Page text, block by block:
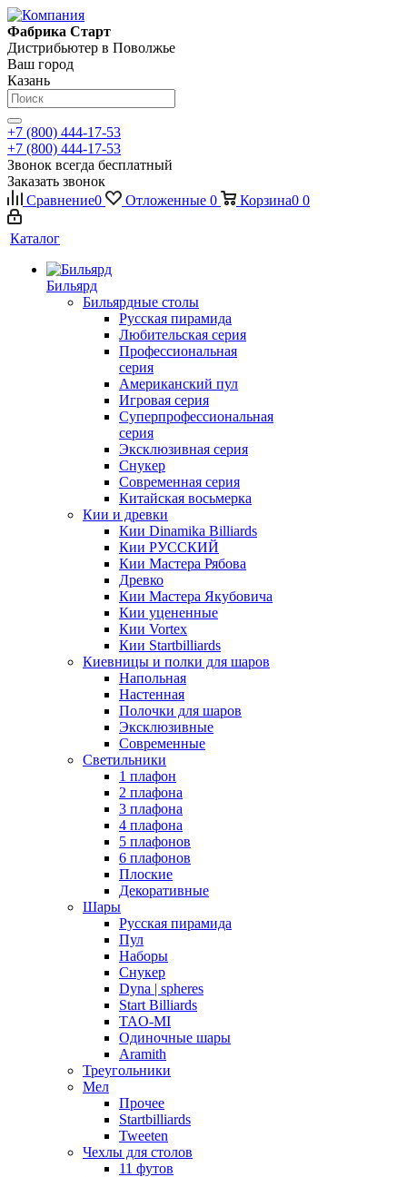
Фабрика Старт
Дистрибьютер в Поволжье
Ваш город
Казань
+7 (800) 444-17-53
+7 (800) 444-17-53
Звонок всегда бесплатный
Заказать звонок
Сравнение0 Отложенные 0 Корзина0 0
Каталог
Бильярд
Бильярдные столы
Русская пирамида
Любительская серия
Профессиональная
серия
Американский пул
Игровая серия
Суперпрофессиональная
серия
Эксклюзивная серия
Снукер
Современная серия
Китайская восьмерка
Кии и древки
Кии Dinamika Billiards
Кии РУССКИЙ
Кии Мастера Рябова
Древко
Кии Мастера Якубовича
Кии уцененные
Кии Vortex
Кии Startbilliards
Киевницы и полки для шаров
Напольная
Настенная
Полочки для шаров
Эксклюзивные
Современные
Светильники
1 плафон
2 плафона
3 плафона
4 плафона
5 плафонов
6 плафонов
Плоские
Декоративные
Шары
Русская пирамида
Пул
Наборы
Снукер
Dyna | spheres
Start Billiards
TAO-MI
Одиночные шары
Aramith
Треугольники
Мел
Прочее
Startbilliards
Tweeten
Чехлы для столов
11 футов